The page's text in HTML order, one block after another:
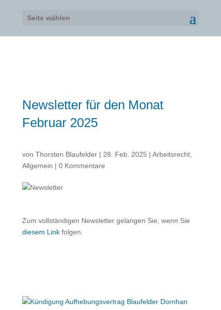
Seite wählen
Newsletter für den Monat
Februar 2025
von Thorsten Blaufelder| 28. Feb. 2025 | Arbeitsrecht,
Allgemein | 0 Kommentare
Zum vollständigen Newsletter gelangen Sie, wenn Sie
diesem Linkfolgen.